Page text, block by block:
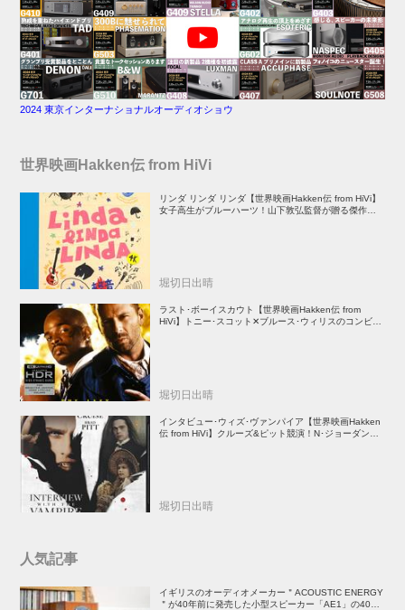
2024 東京インターナショナルオーディオショウ
世界映画Hakken伝 from HiVi
リンダ リンダ リンダ【世界映画Hakken伝 from HiVi】
女子高生がブルーハーツ！山下敦弘監督が贈る傑作青春
堀切日出晴
ラスト･ボーイスカウト【世界映画Hakken伝 from
HiVi】トニー･スコット✕ブルース･ウィリスのコンビが
堀切日出晴
インタビュー･ウィズ･ヴァンパイア【世界映画Hakken
伝 from HiVi】クルーズ&ピット競演！N･ジョーダン監
堀切日出晴
人気記事
イギリスのオーディオメーカー＂ACOUSTIC ENERGY
＂が40年前に発売した小型スピーカー「AE1」の40周